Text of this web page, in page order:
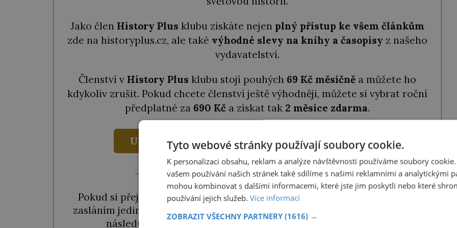
Jako člen History Plus klubu získáte nejen plný přístup ke všem článkům
zde na historyplus.cz, ale také výhodné slevy na knihy a časopisy z našeho
vydavatelství.
Členství v History Plus klubu stojí pouhých 69 Kč měsíčně a můžete ho
kdykoliv zrušit. Pokud chcete členství ještě výhodněji, můžete si vybrat roční
předplatné za 690 Kč a získat tak 2 měsíce zdarma.
UKÁZAT VÝHODY ODEMKNOUT ČLÁNEK
Pokud si přejete odemknout pouze tento článek, můžete tak také učinit
zasláním jediné SMS. Během chvilky obdržíte číselný kód, který opíšete do
následujícího okénka a kliknutím na tlačítko jej odemknete.
Tyto webové stránky používají soubory cookie.
K personalizaci obsahu, reklam a analýze návštěvnosti používáme soubory
vašem používání našich stránek také sdílíme s našimi reklamními a analytickými
mohou kombinovat s dalšími informacemi, které jste jim poskytli nebo které
používání jejich služeb. Více informací
ZOBRAZIT VŠECHNY PARTNERY (1616) →